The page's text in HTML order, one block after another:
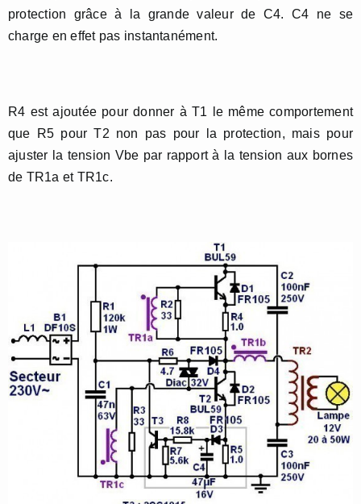
protection grâce à la grande valeur de C4. C4 ne se
charge en effet pas instantanément.
R4 est ajoutée pour donner à T1 le même comportement
que R5 pour T2 non pas pour la protection, mais pour
ajuster la tension Vbe par rapport à la tension aux bornes
de TR1a et TR1c.